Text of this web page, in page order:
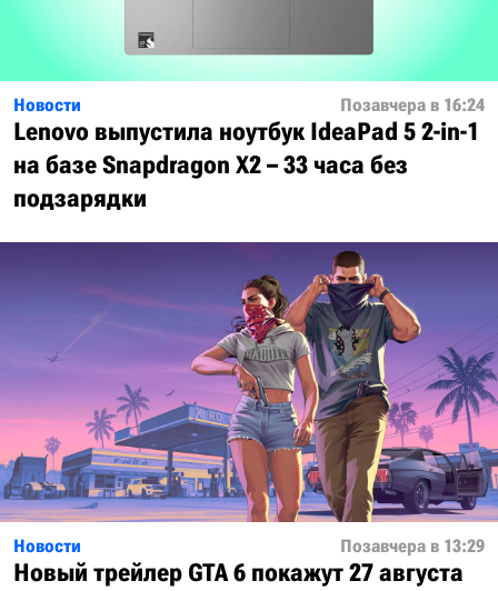
Новости Позавчера в 16:24
Lenovo выпустила ноутбук IdeaPad 5 2-in-1
на базе Snapdragon X2 – 33 часа без
подзарядки
Новости Позавчера в 13:29
Новый трейлер GTA 6 покажут 27 августа